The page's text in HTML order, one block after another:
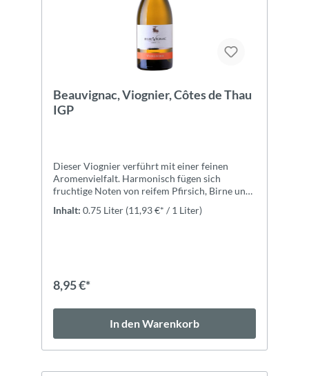
Beauvignac, Viognier, Côtes de Thau
IGP
Dieser Viognier verführt mit einer feinen
Aromenvielfalt. Harmonisch fügen sich
fruchtige Noten von reifem Pfirsich, Birne und
Veilchen zusammen.ZutatenTrauben,
unter Schutzatmosphäre in Flaschen abgefüllt
Inhalt: 0.75 Liter (11,93 €* / 1 Liter)
8,95 €*
In den Warenkorb